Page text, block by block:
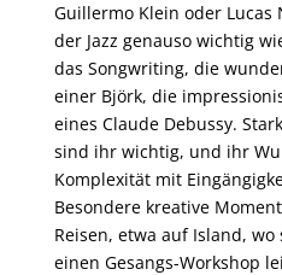
Guillermo Klein oder Lucas
der Jazz genauso wichtig
das Songwriting, die
einer Björk, die
eines Claude Debussy.
sind ihr wichtig, und ihr
Komplexität mit
Besondere kreative
Reisen, etwa auf Island,
einen Gesangs-Workshop